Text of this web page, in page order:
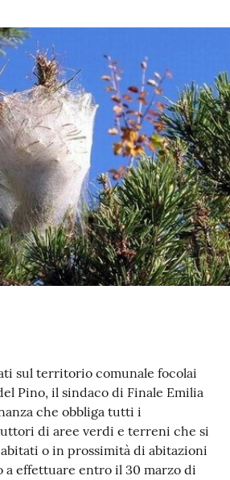
sul territorio comunale focolai
Pino, il sindaco di Finale Emilia
che obbliga tutti i
di aree verdi e terreni che si
o in prossimità di abitazioni
a effettuare entro il 30 marzo di